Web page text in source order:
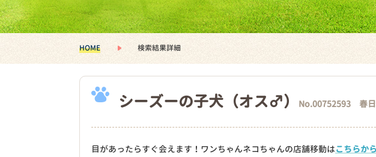
HOME 検索結果詳細
シーズーの子犬（オス♂） No.00752593 春
目があったらすぐ会えます！ワンちゃんネコちゃんの店舗移動はこちらか